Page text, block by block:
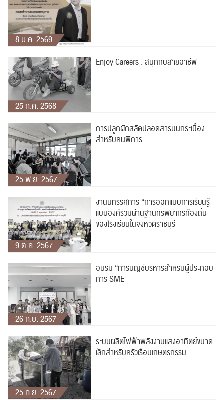
ค้นหา
สำหรับ:
8 ม.ค. 2569
25 ก.ค. 2568
Enjoy Careers : สนุกกับสายอาชีพ
25 พ.ย. 2567
การปลูกผักสลัดปลอดสารบนกระเบื้อง
สำหรับคนพิการ
9 ต.ค. 2567
งานนิทรรศการ “การออกแบบการเรียนรู้
แบบองค์รวมผ่านฐานทรัพยากรท้องถิ่น
ของโรงเรียนในจังหวัดราชบุรี
26 ก.ย. 2567
อบรม “การบัญชีบริหารสำหรับผู้ประกอบ
การ SME
25 ก.ย. 2567
ระบบผลิตไฟฟ้าพลังงานแสงอาทิตย์ขนาด
เล็กสำหรับครัวเรือนเกษตรกรรม
RC Activity